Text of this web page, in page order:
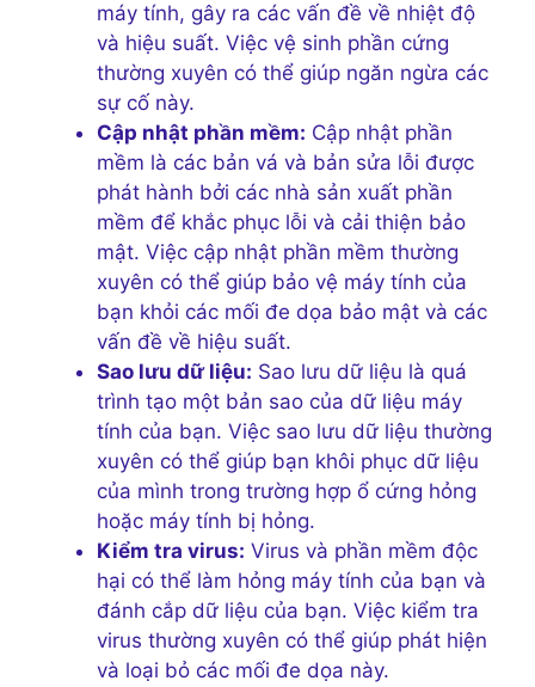
máy tính, gây ra các vấn đề về nhiệt độ
và hiệu suất. Việc vệ sinh phần cứng
thường xuyên có thể giúp ngăn ngừa các
sự cố này.
Cập nhật phần mềm: Cập nhật phần
mềm là các bản vá và bản sửa lỗi được
phát hành bởi các nhà sản xuất phần
mềm để khắc phục lỗi và cải thiện bảo
mật. Việc cập nhật phần mềm thường
xuyên có thể giúp bảo vệ máy tính của
bạn khỏi các mối đe dọa bảo mật và các
vấn đề về hiệu suất.
Sao lưu dữ liệu: Sao lưu dữ liệu là quá
trình tạo một bản sao của dữ liệu máy
tính của bạn. Việc sao lưu dữ liệu thường
xuyên có thể giúp bạn khôi phục dữ liệu
của mình trong trường hợp ổ cứng hỏng
hoặc máy tính bị hỏng.
Kiểm tra virus: Virus và phần mềm độc
hại có thể làm hỏng máy tính của bạn và
đánh cắp dữ liệu của bạn. Việc kiểm tra
virus thường xuyên có thể giúp phát hiện
và loại bỏ các mối đe dọa này.